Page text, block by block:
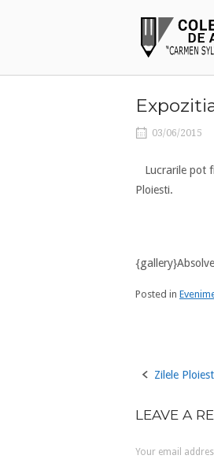
03/06/2015
Lucrarile pot
Ploiesti.
Posted in
Post
Zilele
LEAVE A
Your email